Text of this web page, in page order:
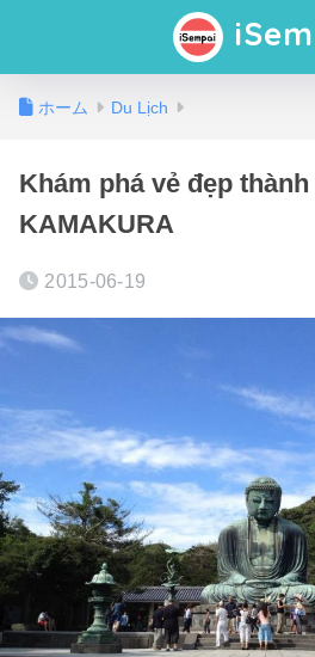
ホーム Du Lịch
Khám phá vẻ đẹp
KAMAKURA
2015-06-19